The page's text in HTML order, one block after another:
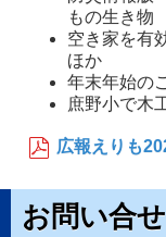
もの生き物
空き家を
ほか
年末年始の
庶野小で木
広報えりも
お問い合